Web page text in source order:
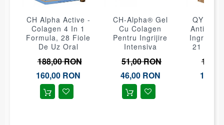
CH Alpha Active -
Colagen 4 In 1
Formula, 28 Fiole
De Uz Oral
188,00 RON
160,00 RON
CH-Alpha® Gel
Cu Colagen
Pentru Ingrijire
Intensiva
51,00 RON
46,00 RON
QYRA®
Anti-
Ingrijire
21